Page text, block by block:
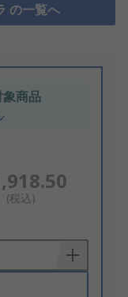
の一覧へ
商品
(税込)